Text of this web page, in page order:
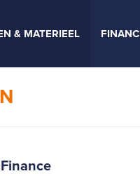
& MATERIEEL